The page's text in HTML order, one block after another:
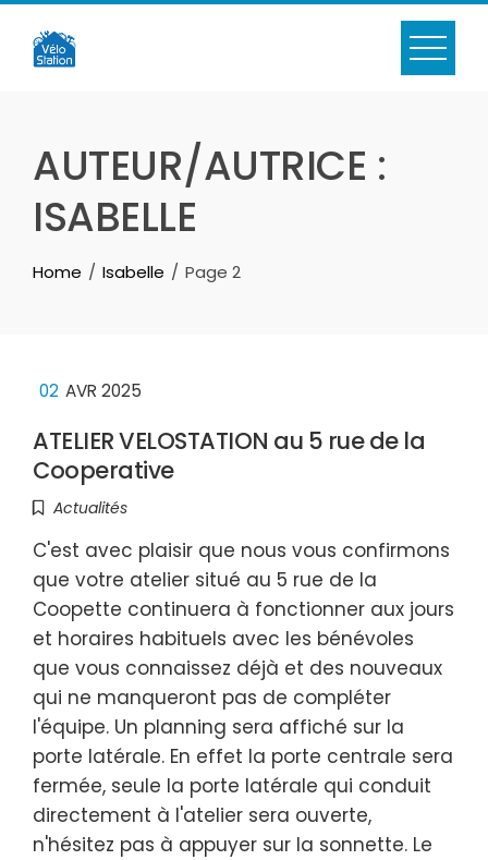
Skip
content
AUTEUR/AUTRICE :
ISABELLE
Home Isabelle Page 2
02 AVR 2025
ATELIER VELOSTATION au 5 rue de la
Cooperative
Actualités
C'est avec plaisir que nous vous confirmons
que votre atelier situé au 5 rue de la
Coopette continuera à fonctionner aux jours
et horaires habituels avec les bénévoles
que vous connaissez déjà et des nouveaux
qui ne manqueront pas de compléter
l'équipe. Un planning sera affiché sur la
porte latérale. En effet la porte centrale sera
fermée, seule la porte latérale qui conduit
directement à l'atelier sera ouverte,
n'hésitez pas à appuyer sur la sonnette. Le